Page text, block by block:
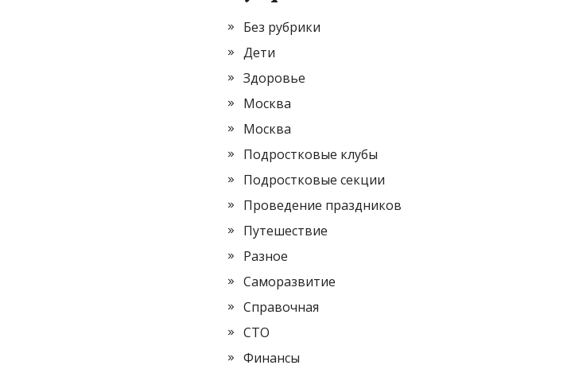
Без рубрики
Дети
Здоровье
Москва
Москва
Подростковые клубы
Подростковые секции
Проведение праздников
Путешествие
Разное
Саморазвитие
Справочная
СТО
Финансы